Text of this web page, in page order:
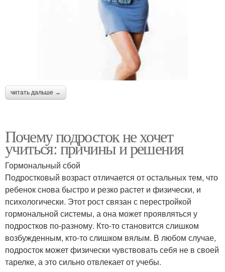
читать дальше →
Почему подросток не хочет
учиться: причины и решения
Гормональный сбой
Подростковый возраст отличается от остальных тем, что
ребенок снова быстро и резко растет и физически, и
психологически. Этот рост связан с перестройкой
гормональной системы, а она может проявляться у
подростков по-разному. Кто-то становится слишком
возбужденным, кто-то слишком вялым. В любом случае,
подросток может физически чувствовать себя не в своей
тарелке, а это сильно отвлекает от учебы.